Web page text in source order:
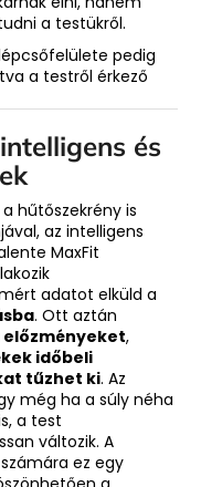
a testükről.
pedig
a testről érkező
és
hűtőszekrény is
az intelligens
MaxFit
adatot elküld a
. Ott aztán
,
időbeli
tűzhet ki. Az
még ha a súly néha
a test
változik. A
ez egy